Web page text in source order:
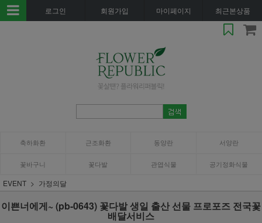
로그인 회원가입 마이페이지 최근본상품
축하화환 근조화환 동양란 서양란
꽃바구니 꽃다발 관엽식물 공기정화식물
EVENT 가정의달
이쁜너에게~ (pb-0643) 꽃다발 생일 출산 선물 프로포즈 전국꽃
배달서비스